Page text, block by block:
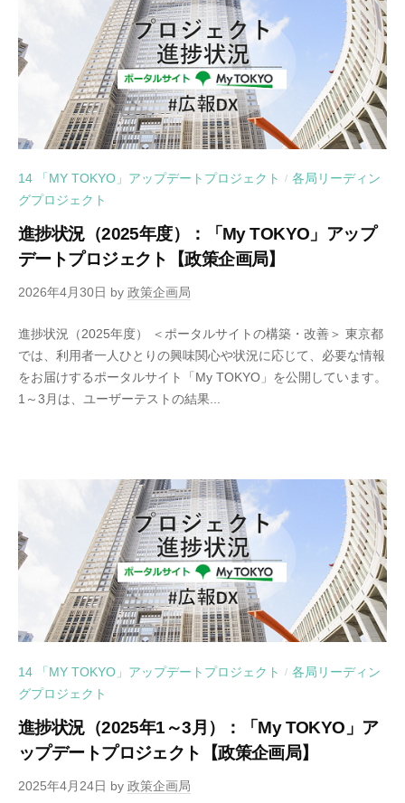
14 「MY TOKYO」アップデートプロジェクト / 各局リーディン
グプロジェクト
進捗状況（2025年度）：「My TOKYO」アップ
デートプロジェクト【政策企画局】
2026年4月30日 by 政策企画局
進捗状況（2025年度） ＜ポータルサイトの構築・改善＞ 東京都
では、利用者一人ひとりの興味関心や状況に応じて、必要な情報
をお届けするポータルサイト「My TOKYO」を公開しています。
1～3月は、ユーザーテストの結果...
14 「MY TOKYO」アップデートプロジェクト / 各局リーディン
グプロジェクト
進捗状況（2025年1～3月）：「My TOKYO」ア
ップデートプロジェクト【政策企画局】
2025年4月24日 by 政策企画局